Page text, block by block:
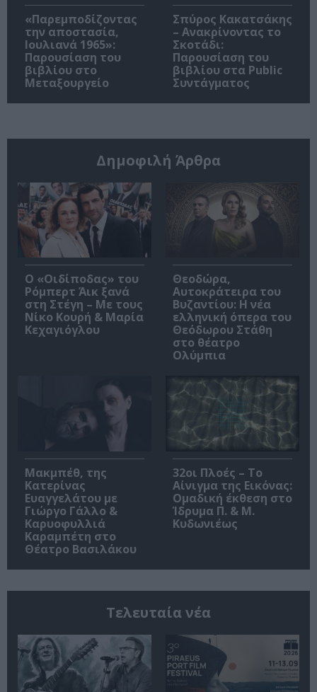
«Παρεμποδίζοντας
την αποστασία,
Ιουλιανά 1965»:
Παρουσίαση του
βιβλίου στο
Μεταξουργείο
Σπύρος Κακατσάκης
– Ανακρίνοντας το
Σκοτάδι:
Παρουσίαση του
βιβλίου στα Public
Συντάγματος
Δημοφιλή Άρθρα
O «Οιδίποδας» του
Ρόμπερτ Άικ ξανά
στη Στέγη – Με τους
Νίκο Κουρή & Μαρία
Κεχαγιόγλου
Θεοδώρα,
Αυτοκράτειρα του
Βυζαντίου: Η νέα
ελληνική όπερα του
Θεόδωρου Στάθη
στο θέατρο
Ολύμπια
Μακμπέθ, της
Κατερίνας
Ευαγγελάτου με
Γιώργο Γάλλο &
Καρυοφυλλιά
Καραμπέτη στο
Θέατρο Βασιλάκου
32οι Πλοές – Το
Αίνιγμα της Εικόνας:
Ομαδική έκθεση στο
Ίδρυμα Π. & Μ.
Κυδωνιέως
Τελευταία νέα